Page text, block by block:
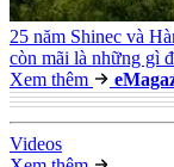
25 năm Shinec và
còn mãi là những gì
Xem thêm
e
Videos